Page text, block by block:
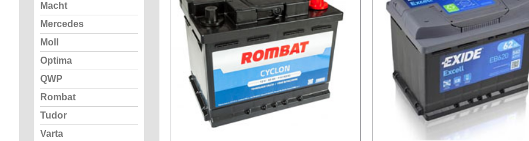
Macht
Mercedes
Moll
Optima
QWP
Rombat
Tudor
Varta